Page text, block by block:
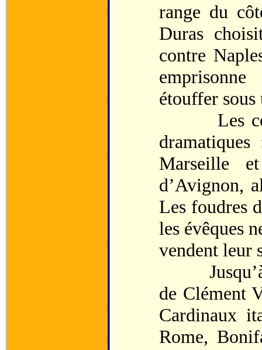
range du
Duras
contre
étouffer
Les
Marseille
d’Avignon,
Les foudres
les évêques
vendent leur
Jusqu’à
de Clément
Cardinaux
Rome,